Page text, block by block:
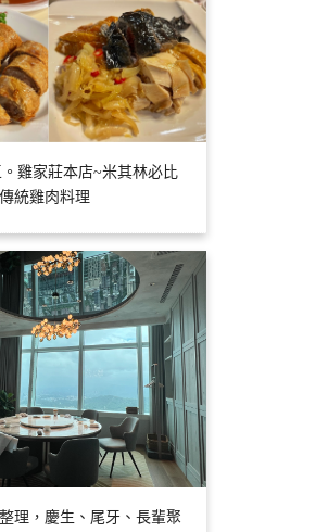
雞家莊本店~米其林必比
統雞肉料理
理，慶生、尾牙、長輩聚